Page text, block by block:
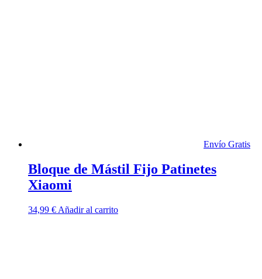
Envío Gratis
Bloque de Mástil Fijo Patinetes
Xiaomi
34,99 € Añadir al carrito